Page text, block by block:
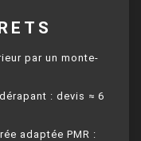
par un monte-
: devis ≈ 6
adaptée PMR :